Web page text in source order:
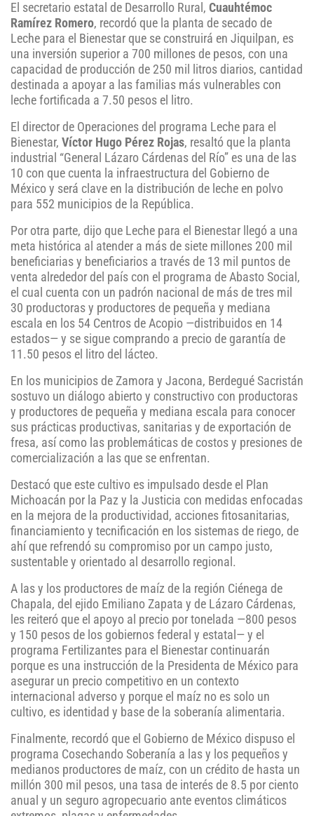
El secretario estatal de Desarrollo Rural, Cuauhtémoc
Ramírez Romero, recordó que la planta de secado de
Leche para el Bienestar que se construirá en Jiquilpan, es
una inversión superior a 700 millones de pesos, con una
capacidad de producción de 250 mil litros diarios, cantidad
destinada a apoyar a las familias más vulnerables con
leche fortificada a 7.50 pesos el litro.
El director de Operaciones del programa Leche para el
Bienestar, Víctor Hugo Pérez Rojas, resaltó que la planta
industrial “General Lázaro Cárdenas del Río” es una de las
10 con que cuenta la infraestructura del Gobierno de
México y será clave en la distribución de leche en polvo
para 552 municipios de la República.
Por otra parte, dijo que Leche para el Bienestar llegó a una
meta histórica al atender a más de siete millones 200 mil
beneficiarias y beneficiarios a través de 13 mil puntos de
venta alrededor del país con el programa de Abasto Social,
el cual cuenta con un padrón nacional de más de tres mil
30 productoras y productores de pequeña y mediana
escala en los 54 Centros de Acopio —distribuidos en 14
estados— y se sigue comprando a precio de garantía de
11.50 pesos el litro del lácteo.
En los municipios de Zamora y Jacona, Berdegué Sacristán
sostuvo un diálogo abierto y constructivo con productoras
y productores de pequeña y mediana escala para conocer
sus prácticas productivas, sanitarias y de exportación de
fresa, así como las problemáticas de costos y presiones de
comercialización a las que se enfrentan.
Destacó que este cultivo es impulsado desde el Plan
Michoacán por la Paz y la Justicia con medidas enfocadas
en la mejora de la productividad, acciones fitosanitarias,
financiamiento y tecnificación en los sistemas de riego, de
ahí que refrendó su compromiso por un campo justo,
sustentable y orientado al desarrollo regional.
A las y los productores de maíz de la región Ciénega de
Chapala, del ejido Emiliano Zapata y de Lázaro Cárdenas,
les reiteró que el apoyo al precio por tonelada —800 pesos
y 150 pesos de los gobiernos federal y estatal— y el
programa Fertilizantes para el Bienestar continuarán
porque es una instrucción de la Presidenta de México para
asegurar un precio competitivo en un contexto
internacional adverso y porque el maíz no es solo un
cultivo, es identidad y base de la soberanía alimentaria.
Finalmente, recordó que el Gobierno de México dispuso el
programa Cosechando Soberanía a las y los pequeños y
medianos productores de maíz, con un crédito de hasta un
millón 300 mil pesos, una tasa de interés de 8.5 por ciento
anual y un seguro agropecuario ante eventos climáticos